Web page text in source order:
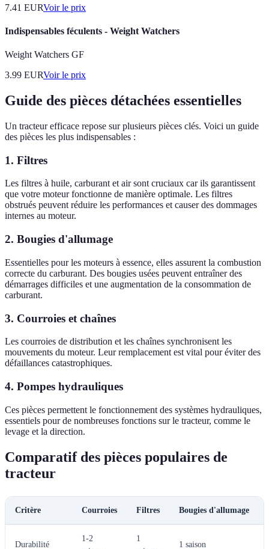
7.41 EURVoir le prix
Indispensables féculents - Weight Watchers
Weight Watchers GF
3.99 EURVoir le prix
Guide des pièces détachées essentielles
Un tracteur efficace repose sur plusieurs pièces clés. Voici un guide
des pièces les plus indispensables :
1. Filtres
Les filtres à huile, carburant et air sont cruciaux car ils garantissent
que votre moteur fonctionne de manière optimale. Les filtres
obstrués peuvent réduire les performances et causer des dommages
internes au moteur.
2. Bougies d'allumage
Essentielles pour les moteurs à essence, elles assurent la combustion
correcte du carburant. Des bougies usées peuvent entraîner des
démarrages difficiles et une augmentation de la consommation de
carburant.
3. Courroies et chaînes
Les courroies de distribution et les chaînes synchronisent les
mouvements du moteur. Leur remplacement est vital pour éviter des
défaillances catastrophiques.
4. Pompes hydrauliques
Ces pièces permettent le fonctionnement des systèmes hydrauliques,
essentiels pour de nombreuses fonctions sur le tracteur, comme le
levage et la direction.
Comparatif des pièces populaires de
tracteur
Critère Courroies Filtres Bougies d'allumage
Durabilité
1-2
1
1 saison